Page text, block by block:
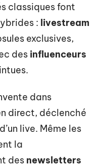
classiques font
: livestream
exclusives,
des influenceurs
dans
direct, déclenché
live. Même les
la
des newsletters